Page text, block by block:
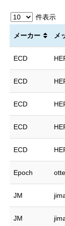
件表示
メーカー メ
ECD
ECD
ECD
ECD
ECD
Epoch
JM
JM